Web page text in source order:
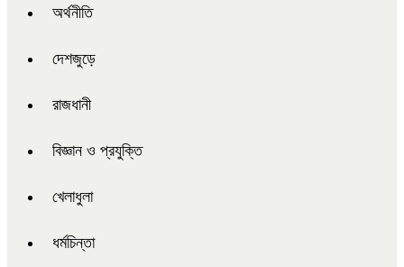
অর্থনীতি
দেশজুড়ে
রাজধানী
বিজ্ঞান ও প্রযুক্তি
খেলাধুলা
ধর্মচিন্তা